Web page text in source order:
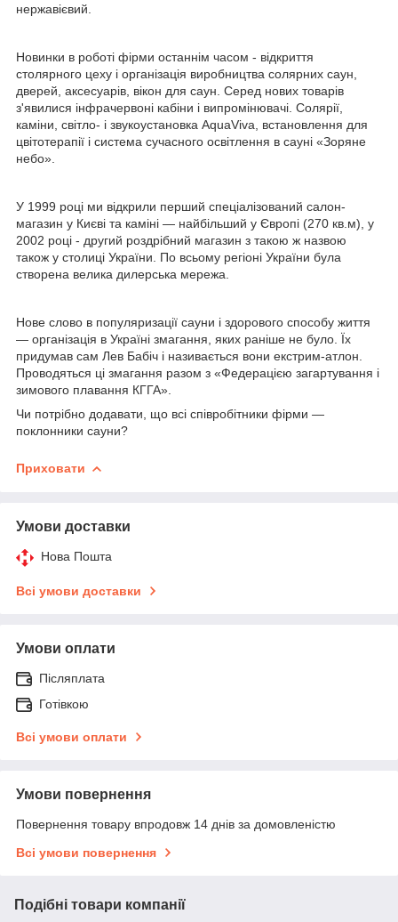
нержавієвий.
Новинки в роботі фірми останнім часом - відкриття
столярного цеху і організація виробництва солярних саун,
дверей, аксесуарів, вікон для саун. Серед нових товарів
з'явилися інфрачервоні кабіни і випромінювачі. Солярії,
каміни, світло- і звукоустановка AquaViva, встановлення для
цвітотерапії і система сучасного освітлення в сауні «Зоряне
небо».
У 1999 році ми відкрили перший спеціалізований салон-
магазин у Києві та каміні — найбільший у Європі (270 кв.м), у
2002 році - другий роздрібний магазин з такою ж назвою
також у столиці України. По всьому регіоні України була
створена велика дилерська мережа.
Нове слово в популяризації сауни і здорового способу життя
— організація в Україні змагання, яких раніше не було. Їх
придумав сам Лев Бабіч і називається вони екстрим-атлон.
Проводяться ці змагання разом з «Федерацією загартування і
зимового плавання КГГА».
Чи потрібно додавати, що всі співробітники фірми —
поклонники сауни?
Приховати
Умови доставки
Нова Пошта
Всі умови доставки
Умови оплати
Післяплата
Готівкою
Всі умови оплати
Умови повернення
Повернення товару впродовж 14 днів за домовленістю
Всі умови повернення
Подібні товари компанії